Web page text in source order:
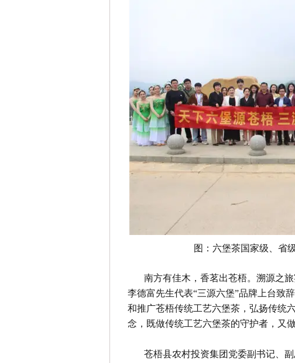
图：六堡茶国家级、省
南方有佳木，香茗出苍梧。溯源之
李德富先生代表“三源六堡”品牌上台致
和推广苍梧传统工艺六堡茶，弘扬传统
念，既做传统工艺六堡茶的守护者，又
苍梧县农村投资集团党委副书记、